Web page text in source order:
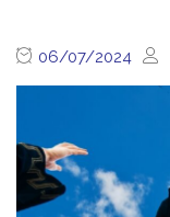
06/07/2024